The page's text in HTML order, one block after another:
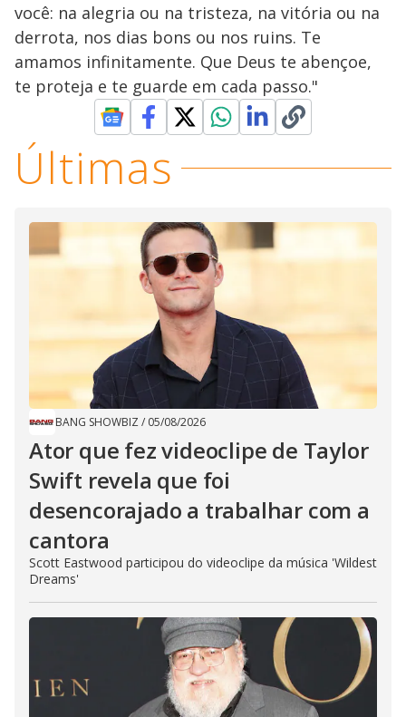
você: na alegria ou na tristeza, na vitória ou na
derrota, nos dias bons ou nos ruins. Te
amamos infinitamente. Que Deus te abençoe,
te proteja e te guarde em cada passo."
Últimas
BANG SHOWBIZ / 05/08/2026
Ator que fez videoclipe de Taylor
Swift revela que foi
desencorajado a trabalhar com a
cantora
Scott Eastwood participou do videoclipe da música 'Wildest
Dreams'